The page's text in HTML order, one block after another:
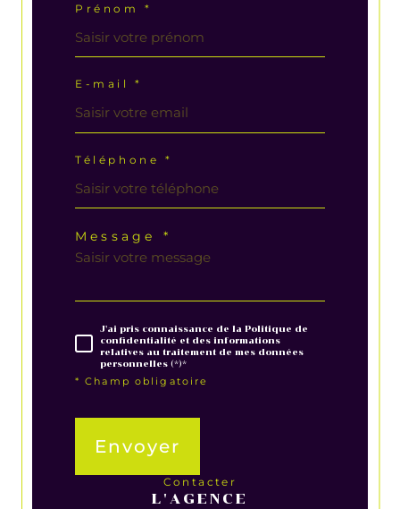
Prénom *
E-mail *
Téléphone *
Message *
J'ai pris connaissance de la Politique de
confidentialité et des informations
relatives au traitement de mes données
personnelles (*)*
* Champ obligatoire
Envoyer
contacter
L'AGENCE